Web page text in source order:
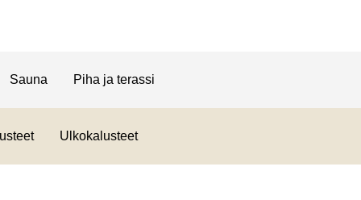
Sauna Piha ja terassi
Ulkokalusteet